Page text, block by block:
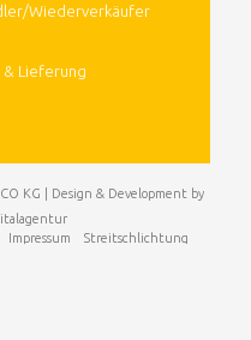
Wiederverkäufer
& Lieferung
KG
Design & Development by
Impressum Streitschlichtung